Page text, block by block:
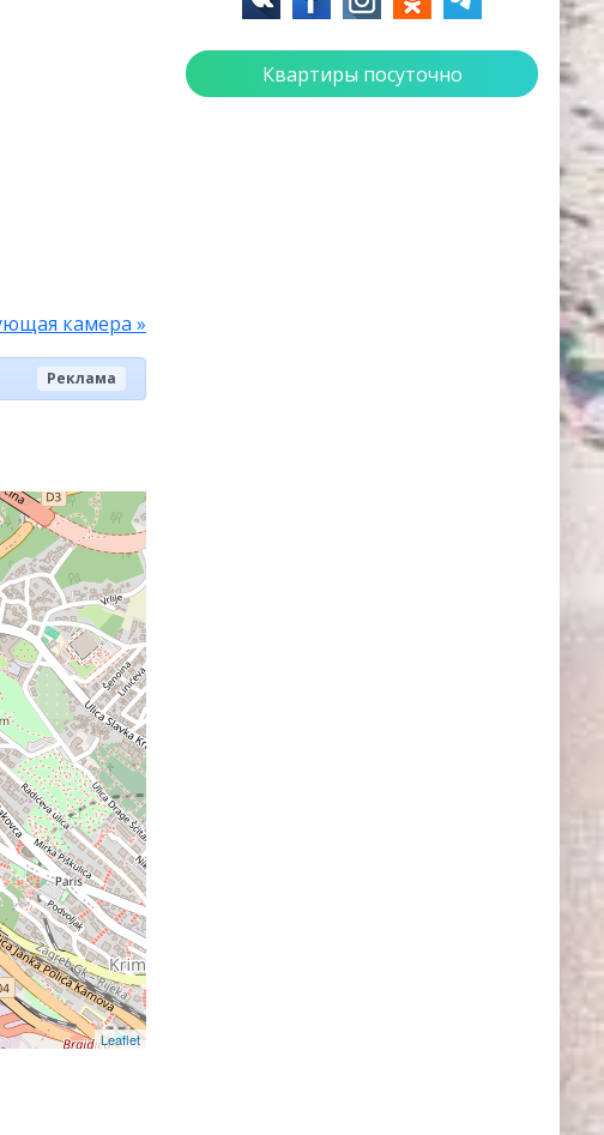
камера »
Реклама
Leaflet
Квартиры посуточно